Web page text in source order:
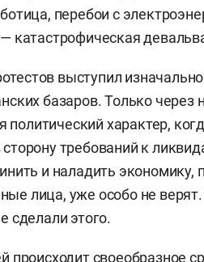
РГГУ (2017).
английским,
перебои с
катастрофическая
выступил
базаров. Только через
характер,
требований к
и наладить
лица, уже особо не
сделали этого.
происходит своеобразное